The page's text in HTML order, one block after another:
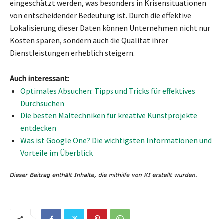
eingeschätzt werden, was besonders in Krisensituationen
von entscheidender Bedeutung ist. Durch die effektive
Lokalisierung dieser Daten können Unternehmen nicht nur
Kosten sparen, sondern auch die Qualität ihrer
Dienstleistungen erheblich steigern.
Auch interessant:
Optimales Absuchen: Tipps und Tricks für effektives
Durchsuchen
Die besten Maltechniken für kreative Kunstprojekte
entdecken
Was ist Google One? Die wichtigsten Informationen und
Vorteile im Überblick